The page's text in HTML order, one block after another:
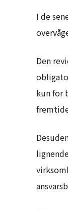
I de
Den
kun for